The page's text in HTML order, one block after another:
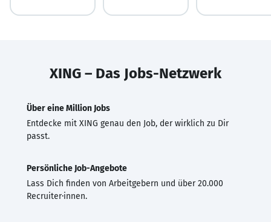
XING – Das Jobs-Netzwerk
Über eine Million Jobs
Entdecke mit XING genau den Job, der wirklich zu Dir
passt.
Persönliche Job-Angebote
Lass Dich finden von Arbeitgebern und über 20.000
Recruiter·innen.